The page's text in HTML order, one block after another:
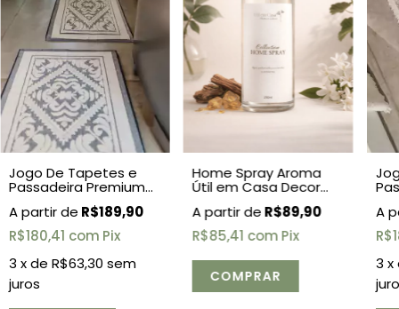
Jogo De Tapetes e
Passadeira Premium
Comfy 3 Peças -
Cinza
R$189,90
R$180,41 com Pix
3 x de R$63,30 sem
juros
Home Spray Aroma
Útil em Casa Decor
R$89,90
R$85,41 comPix
3 x